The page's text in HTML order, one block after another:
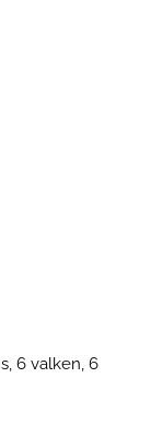
6 valken, 6